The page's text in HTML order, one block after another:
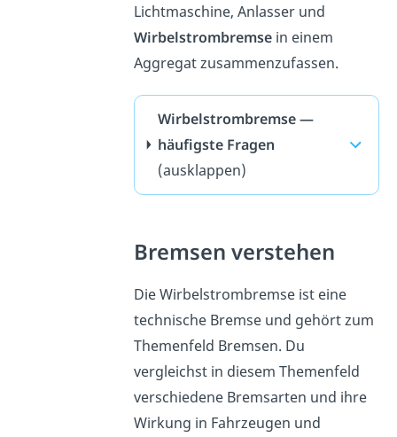
Lichtmaschine, Anlasser und
Wirbelstrombremsein einem
Aggregat zusammenzufassen.
Wirbelstrombremse —
häufigste Fragen
(ausklappen)
Bremsen verstehen
Die Wirbelstrombremse ist eine
technische Bremse und gehört zum
Themenfeld Bremsen. Du
vergleichst in diesem Themenfeld
verschiedene Bremsarten und ihre
Wirkung in Fahrzeugen und